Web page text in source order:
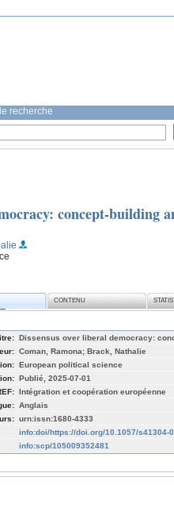
recherche
concept-building
CONTENU
Dissensus over liberal democracy:
Coman, Ramona; Brack, Nathalie
European political science
Publié, 2025-07-01
Intégration et coopération européenne
Anglais
urn:issn:1680-4333
info:doi/https://doi.org/10.1057/s41304-
info:scp/105009352481